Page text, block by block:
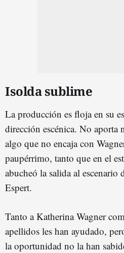
Isolda sublime
La producción es floja en su
dirección escénica. No aporta
algo que no encaja con
paupérrimo, tanto que en el
abucheó la salida al escenario
Espert.
Tanto a Katherina Wagner
apellidos les han ayudado,
la oportunidad no la han